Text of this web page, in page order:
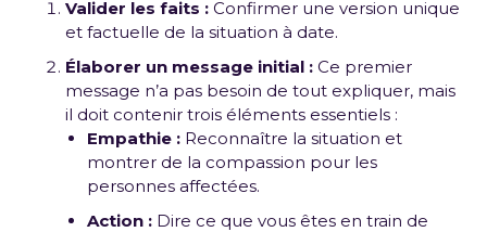
Valider les faits : Confirmer une version unique
et factuelle de la situation à date.
Élaborer un message initial : Ce premier
message n’a pas besoin de tout expliquer, mais
il doit contenir trois éléments essentiels :
Empathie : Reconnaître la situation et
montrer de la compassion pour les
personnes affectées.
Action : Dire ce que vous êtes en train de